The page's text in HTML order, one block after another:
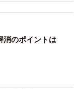
のポイントは